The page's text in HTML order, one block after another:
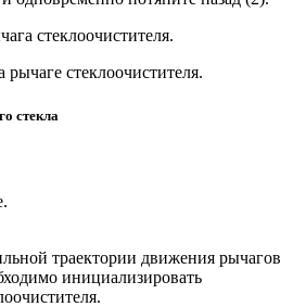
стеклоочистителя.
стеклоочистителя.
стекла
траектории движения рычагов
инициализировать